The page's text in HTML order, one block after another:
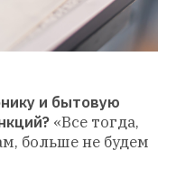
и бытовую
«Все тогда,
больше не будем